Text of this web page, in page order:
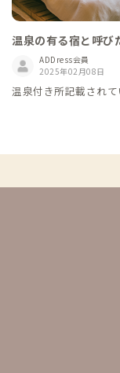
温泉の有る宿と呼び
ADDress会員
2025年02月08日
温泉付き所記載され